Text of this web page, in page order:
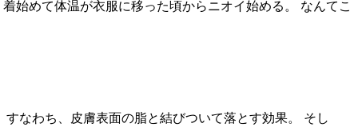
始めて体温が衣服に移った頃からニオイ始める。 なんてこ
なわち、皮膚表面の脂と結びついて落とす効果。 そし